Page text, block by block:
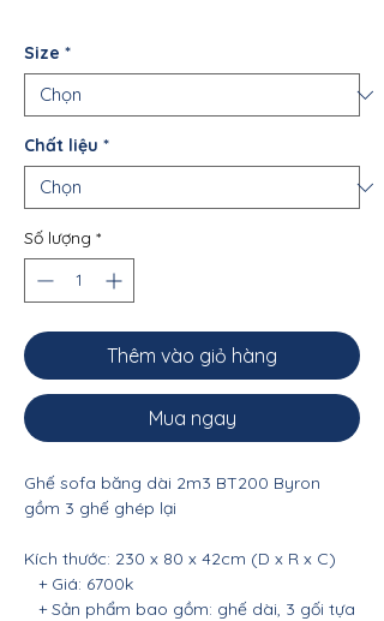
Size *
Chất liệu *
Số lượng *
Thêm vào giỏ hàng
Mua ngay
Ghế sofa băng dài 2m3 BT200 Byron
gồm 3 ghế ghép lại
Kích thước: 230 x 80 x 42cm (D x R x C)
+ Giá: 6700k
+ Sản phẩm bao gồm: ghế dài, 3 gối tựa